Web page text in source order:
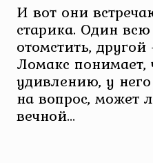
И вот они
старика. Один
отомстить,
Ломакс понимает,
удивлению, у него
на вопрос, может
вечной…